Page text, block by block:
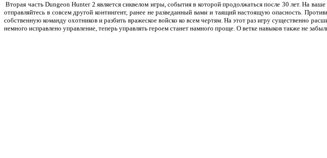
Вторая часть Dungeon Hunter 2 является сиквелом игры, события в которой продолжаться после 30 лет. На
отправляйтесь в совсем другой контингент, ранее не разведанный вами и таящий настоящую опасность.
собственную команду охотников и разбить вражеское войско ко всем чертям. На этот раз игру существенно
немного исправлено управление, теперь управлять героем станет намного проще. О ветке навыков также не